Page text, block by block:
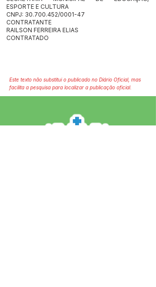
ESPORTE E CULTURA
CNPJ: 30.700.452/0001-47
CONTRATANTE
RAILSON FERREIRA ELIAS
CONTRATADO
Este texto não substitui o publicado no Diário Oficial, mas
facilita a pesquisa para localizar a publicação oficial.